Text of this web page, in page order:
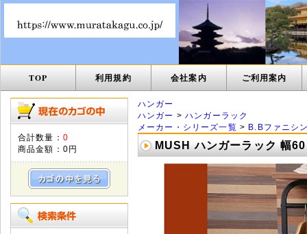
TOP 利用規約 会社案内 ご利用案内
合計数量： 0
商品金額： 0円
ハンガー
ハンガー >ハンガーラック
メーカー・シリーズ一覧 > B.Bファニシ
MUSH ハンガーラック 幅